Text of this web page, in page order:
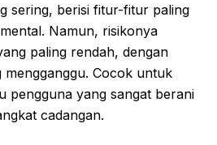
sering, berisi fitur-fitur paling
Namun, risikonya
paling rendah, dengan
mengganggu. Cocok untuk
pengguna yang sangat berani
cadangan.